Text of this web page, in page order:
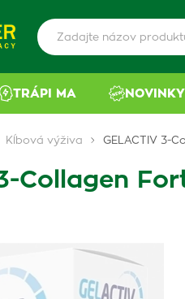
TRÁPI MA NOVINKY
Kĺbová výživa GELACTIV 3-
Collagen